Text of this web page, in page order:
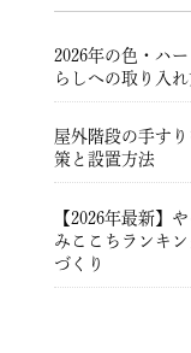
2026年の色・ハ
らしへの取り入
屋外階段の手す
策と設置方法
【2026年最新】
みここちランキ
づくり